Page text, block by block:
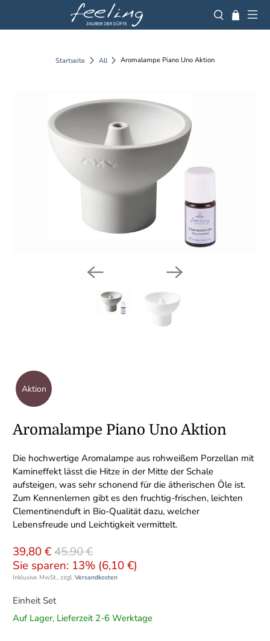
Startseite All Aromalampe Piano Uno Aktion
Aktion
Aromalampe Piano Uno Aktion
Die hochwertige Aromalampe aus rohweißem Porzellan mit
Kamineffekt lässt die Hitze in der Mitte der Schale
aufsteigen, was sehr schonend für die ätherischen Öle ist.
Zum Kennenlernen gibt es den fruchtig-frischen, leichten
Clementinenduft in Bio-Qualität dazu, welcher
Lebensfreude und Leichtigkeit vermittelt.
39,80 € 45,90 €
Sie sparen: 13% (6,10 €)
Inklusive MwSt., zzgl.Versandkosten
Einheit Set
Auf Lager, Lieferzeit 2-6 Werktage